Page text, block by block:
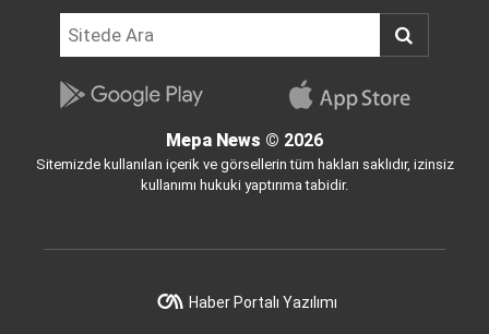
Mepa News © 2026
Sitemizde kullanılan içerik ve görsellerin tüm hakları saklıdır, izinsiz
kullanımı hukuki yaptırıma tabidir.
Haber Portalı Yazılımı